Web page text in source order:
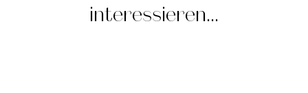
interessieren...